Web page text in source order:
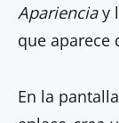
Aparienciay
que aparece
En la